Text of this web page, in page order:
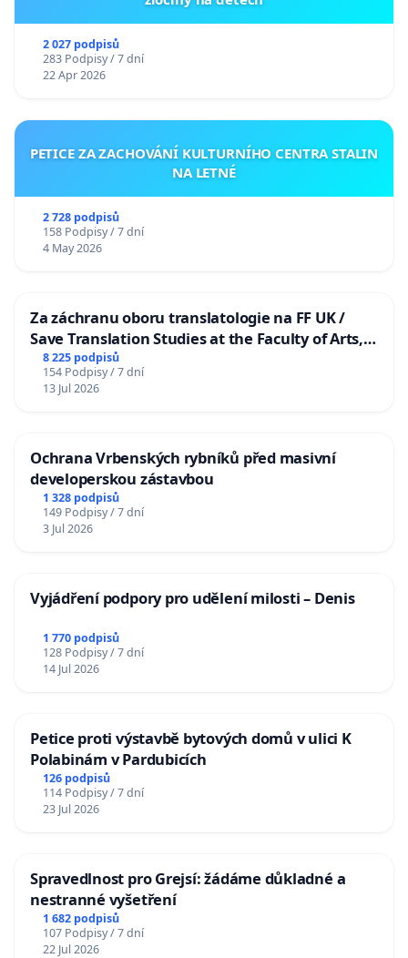
2 027 podpisů
283 Podpisy / 7 dní
22 Apr 2026
PETICE ZA ZACHOVÁNÍ KULTURNÍHO CENTRA STALIN
NA LETNÉ
2 728 podpisů
158 Podpisy / 7 dní
4 May 2026
Za záchranu oboru translatologie na FF UK /
Save Translation Studies at the Faculty of Arts,
Charles University
8 225 podpisů
154 Podpisy / 7 dní
13 Jul 2026
Ochrana Vrbenských rybníků před masivní
developerskou zástavbou
1 328 podpisů
149 Podpisy / 7 dní
3 Jul 2026
Vyjádření podpory pro udělení milosti – Denis
1 770 podpisů
128 Podpisy / 7 dní
14 Jul 2026
Petice proti výstavbě bytových domů v ulici K
Polabinám v Pardubicích
126 podpisů
114 Podpisy / 7 dní
23 Jul 2026
Spravedlnost pro Grejsí: žádáme důkladné a
nestranné vyšetření
1 682 podpisů
107 Podpisy / 7 dní
22 Jul 2026